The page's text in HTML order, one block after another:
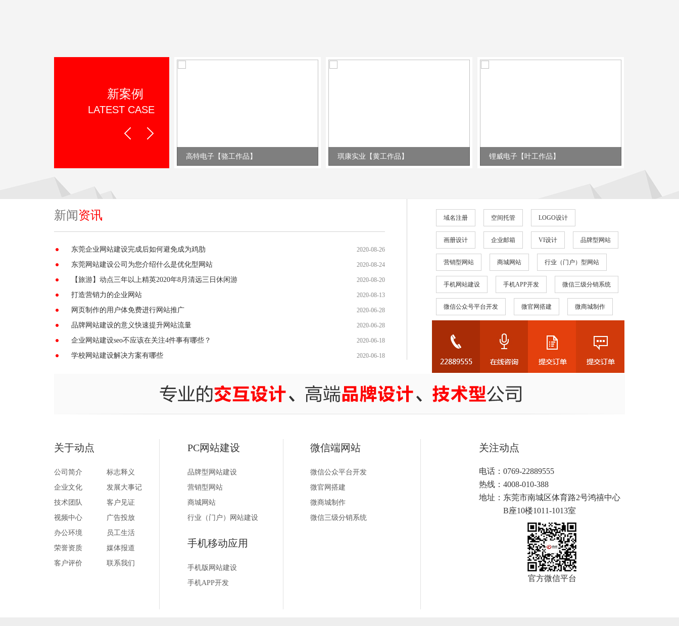
新案例
LATEST CASE
高特电子【骆工作品】 琪康实业【黄工作品】 锂威电子【叶工作品】
新闻资讯
东莞企业网站建设完成后如何避免成为鸡肋 2020-08-26
东莞网站建设公司为您介绍什么是优化型网站 2020-08-24
【旅游】动点三年以上精英2020年8月清远三日休闲游 2020-08-20
打造营销力的企业网站 2020-08-13
网页制作的用户体免费进行网站推广 2020-06-28
品牌网站建设的意义快速提升网站流量 2020-06-28
企业网站建设seo不应该在关注4件事有哪些？ 2020-06-18
学校网站建设解决方案有哪些 2020-06-18
域名注册 空间托管 LOGO设计
画册设计 企业邮箱 VI设计 品牌型网站
营销型网站 商城网站 行业（门户）型网站
手机网站建设 手机APP开发 微信三级分销系统
微信公众号平台开发 微官网搭建 微商城制作
关于动点
公司简介
标志释义
企业文化
发展大事记
技术团队
客户见证
视频中心
广告投放
办公环境
员工生活
荣誉资质
媒体报道
客户评价
联系我们
PC网站建设
品牌型网站建设
营销型网站
商城网站
行业（门户）网站建设
手机移动应用
手机版网站建设
手机APP开发
微信端网站
微信公众平台开发
微官网搭建
微商城制作
微信三级分销系统
关注动点
电话：0769-22889555
热线：4008-010-388
地址： 东莞市南城区体育路2号鸿禧中心
B座10楼1011-1013室
官方微信平台